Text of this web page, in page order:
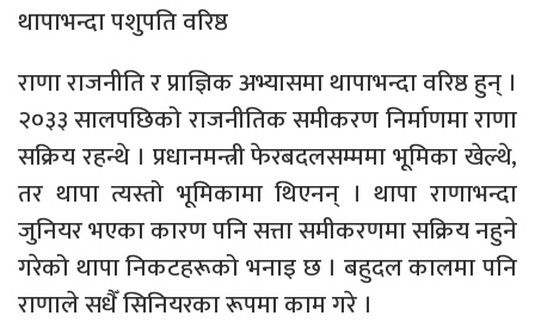
थापाभन्दा पशुपति वरिष्ठ
राणा राजनीति र प्राज्ञिक अभ्यासमा थापाभन्दा वरिष्ठ हुन् ।
२०३३ सालपछिको राजनीतिक समीकरण निर्माणमा राणा
सक्रिय रहन्थे । प्रधानमन्त्री फेरबदलसम्ममा भूमिका खेल्थे,
तर थापा त्यस्तो भूमिकामा थिएनन् । थापा राणाभन्दा
जुनियर भएका कारण पनि सत्ता समीकरणमा सक्रिय नहुने
गरेको थापा निकटहरूको भनाइ छ । बहुदल कालमा पनि
राणाले सधैँ सिनियरका रूपमा काम गरे ।